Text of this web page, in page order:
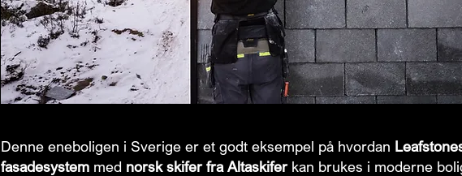
Denne eneboligen i Sverige er et godt eksempel på hvordan
fasadesystem med norsk skifer fra Altaskiferkan brukes i moderne